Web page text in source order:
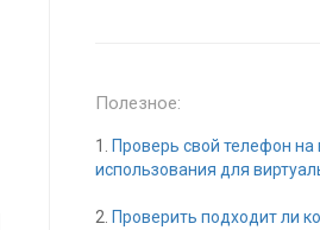
Полезное:
1.
Проверь свой телефон
использования для
2. Проверить подходит ли